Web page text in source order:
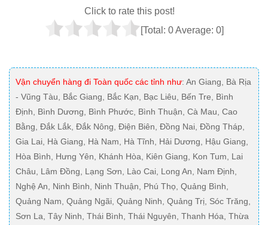
Click to rate this post!
[Total: 0Average: 0]
Vận chuyển hàng đi Toàn quốc các tỉnh như: An Giang, Bà Rịa
- Vũng Tàu, Bắc Giang, Bắc Kạn, Bạc Liêu, Bến Tre, Bình
Định, Bình Dương, Bình Phước, Bình Thuận, Cà Mau, Cao
Bằng, Đắk Lắk, Đắk Nông, Điện Biên, Đồng Nai, Đồng Tháp,
Gia Lai, Hà Giang, Hà Nam, Hà Tĩnh, Hải Dương, Hậu Giang,
Hòa Bình, Hưng Yên, Khánh Hòa, Kiên Giang, Kon Tum, Lai
Châu, Lâm Đồng, Lạng Sơn, Lào Cai, Long An, Nam Định,
Nghệ An, Ninh Bình, Ninh Thuận, Phú Thọ, Quảng Bình,
Quảng Nam, Quảng Ngãi, Quảng Ninh, Quảng Trị, Sóc Trăng,
Sơn La, Tây Ninh, Thái Bình, Thái Nguyên, Thanh Hóa, Thừa